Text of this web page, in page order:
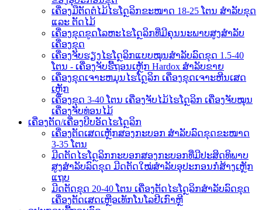
ເຄື່ອງມືຕັດຕໍໄມ້ໄຮໂດຼລິກຂະໜາດ 18-25 ໂຕນ ສຳລັບຂຸດ
ແລະ ຕັດໄມ້
ເຄື່ອງຂຸດຂູດໂລຫະໄຮໂດຼລິກທີ່ມີຄຸນນະພາບສູງສຳລັບ
ເຄື່ອງຂຸດ
ເຄື່ອງຈັບຮຽງໄຮໂດຼລິກແບບໝຸນສຳລັບລົດຂຸດ 1.5-40
ໂຕນ - ເຄື່ອງຈັບຮື້ຖອນເຫຼັກ Hardox ສຳລັບຂາຍ
ເຄື່ອງຂຸດເຈາະຫມຸນໄຮໂດຼລິກ ເຄື່ອງຂຸດເຈາະຫີນເສດ
ເຫຼັກ
ເຄື່ອງຂຸດ 3-40 ໂຕນ ເຄື່ອງຈັບໄມ້ໄຮໂດຼລິກ ເຄື່ອງຈັບໝຸນ
ເຄື່ອງຈັບທ່ອນໄມ້
ເຄື່ອງຕັດ/ເຄື່ອງບີບອັດໄຮໂດຼລິກ
ເຄື່ອງຕັດເສດເຫຼັກສອງກະບອກ ສຳລັບລົດຂຸດຂະໜາດ
3-35 ໂຕນ
ມີດຕັດໄຮໂດຼລິກກະບອກສອງກະບອກທີ່ມີປະສິດທິພາບ
ສູງສຳລັບລົດຂຸດ ມີດຕັດໃໝ່ສຳລັບອຸປະກອນກໍ່ສ້າງເຫຼັກ
ແຖບ
ມີດຕັດຂຸດ 20-40 ໂຕນ ເຄື່ອງຕັດໄຮໂດຼລິກສຳລັບລົດຂຸດ
ເຄື່ອງຕັດເສດເຫຼືອເທັກໂນໂລຢີເກົາຫຼີ